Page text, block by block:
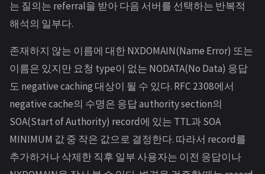
는 질의는 referral을 받아 다음 서버를 선택하는 반복적
해석의 일부다.
존재하지 않는 이름에 대한 NXDOMAIN(Name Error) 또는
이름은 있지만 요청 type이 없는 NODATA(No Data) 응답
도 negative caching 대상이 될 수 있다. RFC 2308에서
negative cache의 수명은 응답 authority section의
SOA(Start of Authority) record에 있는 TTL과 SOA
MINIMUM 값 중 작은 값으로 결정한다. 따라서 record를
추가하거나 삭제한 직후 일부 사용자는 이전 응답이나